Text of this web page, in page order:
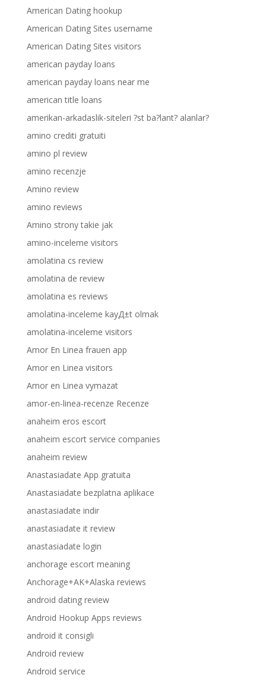
American Dating hookup
American Dating Sites username
American Dating Sites visitors
american payday loans
american payday loans near me
american title loans
amerikan-arkadaslik-siteleri ?st ba?lant? alanlar?
amino crediti gratuiti
amino pl review
amino recenzje
Amino review
amino reviews
Amino strony takie jak
amino-inceleme visitors
amolatina cs review
amolatina de review
amolatina es reviews
amolatina-inceleme kayД±t olmak
amolatina-inceleme visitors
Amor En Linea frauen app
Amor en Linea visitors
Amor en Linea vymazat
amor-en-linea-recenze Recenze
anaheim eros escort
anaheim escort service companies
anaheim review
Anastasiadate App gratuita
Anastasiadate bezplatna aplikace
anastasiadate indir
anastasiadate it review
anastasiadate login
anchorage escort meaning
Anchorage+AK+Alaska reviews
android dating review
Android Hookup Apps reviews
android it consigli
Android review
Android service